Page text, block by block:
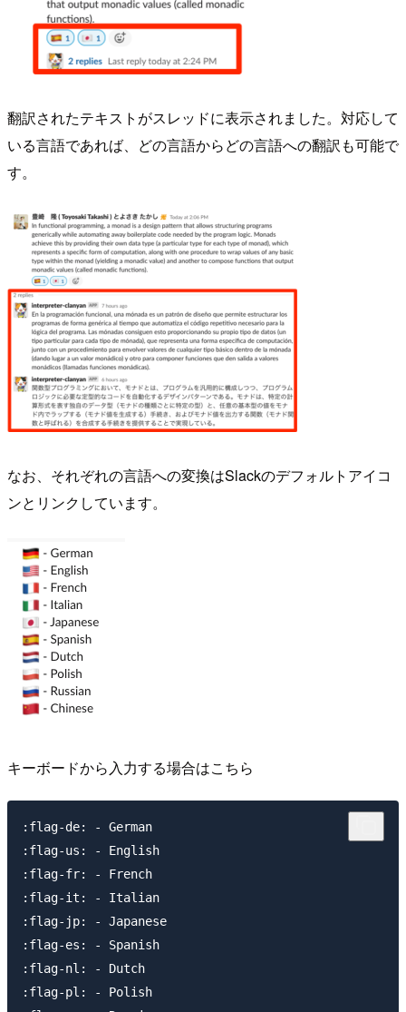
翻訳されたテキストがスレッドに表示されました。対応して
いる言語であれば、どの言語からどの言語への翻訳も可能で
す。
なお、それぞれの言語への変換はSlackのデフォルトアイコ
ンとリンクしています。
キーボードから入力する場合はこちら
:flag-de: - German
:flag-us: - English
:flag-fr: - French
:flag-it: - Italian
:flag-jp: - Japanese
:flag-es: - Spanish
:flag-nl: - Dutch
:flag-pl: - Polish